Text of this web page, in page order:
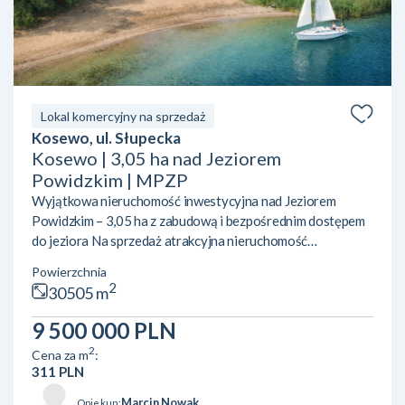
Lokal komercyjny na sprzedaż
Kosewo, ul. Słupecka
Kosewo | 3,05 ha nad Jeziorem
Powidzkim | MPZP
Wyjątkowa nieruchomość inwestycyjna nad Jeziorem
Powidzkim – 3,05 ha z zabudową i bezpośrednim dostępem
do jeziora Na sprzedaż atrakcyjna nieruchomość
Słupeckiej /Spacerowej, w gminie Ostrowite. Działka nr
112/20 o łącznej powierzchni 30 505 m² (3,05 ha) znajduje
się w unikalnej lokalizacji – bezpośrednio przy linii
brzegowej Jeziora Powidzkiego, jednego z najczystszych
jezior w Polsce. Zabudowa i infrastrukturaNa terenie
nierucho...
Powierzchnia
30505 m2
9 500 000 PLN
Cena za m2:
311 PLN